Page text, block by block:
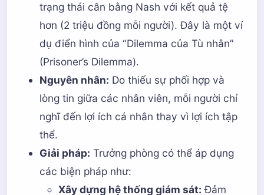
trạng thái cân bằng Nash với kết quả tệ
hơn (2 triệu đồng mỗi người). Đây là một ví
dụ điển hình của “Dilemma của Tù nhân”
(Prisoner’s Dilemma).
Nguyên nhân: Do thiếu sự phối hợp và
lòng tin giữa các nhân viên, mỗi người chỉ
nghĩ đến lợi ích cá nhân thay vì lợi ích tập
thể.
Giải pháp: Trưởng phòng có thể áp dụng
các biện pháp như:
Xây dựng hệ thống giám sát: Đảm